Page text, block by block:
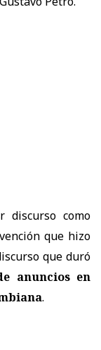
discurso como
que hizo
que duró
anuncios en
.